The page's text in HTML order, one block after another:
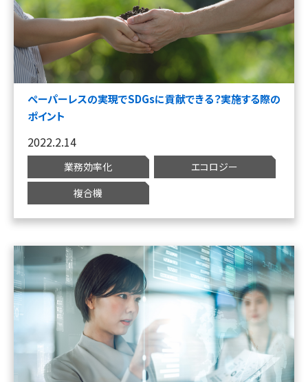
ペーパーレスの実現でSDGsに貢献できる？実施する際の
ポイント
2022.2.14
業務効率化
エコロジー
複合機